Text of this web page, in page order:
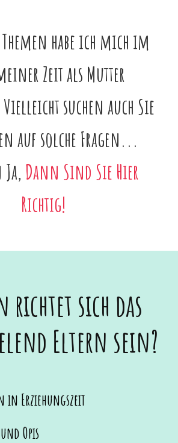
habe ich mich im
Zeit als Mutter
suchen auch Sie
auf solche Fragen...
Dann Sind Sie Hier
Richtig!
richtet sich das
Eltern sein?
in Erziehungszeit
Opis